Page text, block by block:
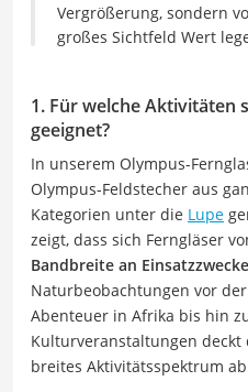
Vergrößerung, sondern
großes Sichtfeld Wert
1. Für welche Aktivitäten
geeignet?
In unserem Olympus-
Olympus-Feldstecher aus
Kategorien unter die Lupe
zeigt, dass sich Ferngläser
Bandbreite an
Naturbeobachtungen vor der
Abenteuer in Afrika bis hin
Kulturveranstaltungen deckt
breites Aktivitätsspektrum